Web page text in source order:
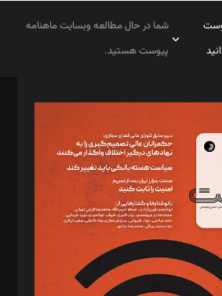
شما در حال مطالعه وبسایت ماهنامه
پیوست هستید.
رجبی
ایپکچی
نقاش
برهمند، یسنا امان‌پور، سروش کرمیان،